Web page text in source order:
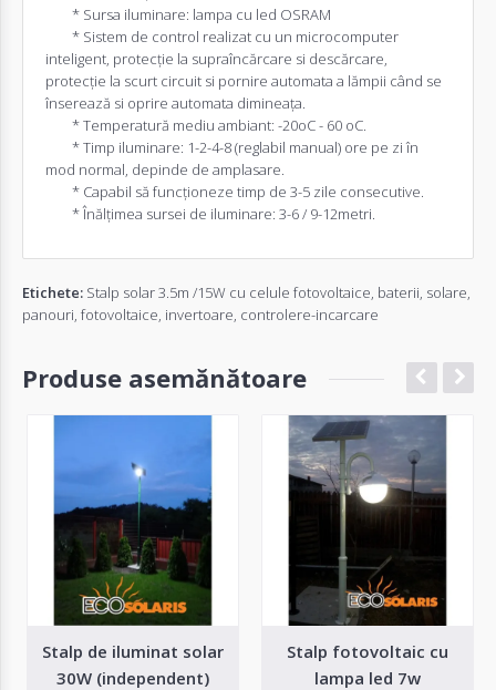
* Sursa iluminare: lampa cu led OSRAM
* Sistem de control realizat cu un microcomputer
inteligent, protecţie la supraîncărcare si descărcare,
protecţie la scurt circuit si pornire automata a lămpii când se
înserează si oprire automata dimineaţa.
* Temperatură mediu ambiant: -20oC - 60 oC.
* Timp iluminare: 1-2-4-8 (reglabil manual) ore pe zi în
mod normal, depinde de amplasare.
* Capabil să funcţioneze timp de 3-5 zile consecutive.
* Înălţimea sursei de iluminare: 3-6 / 9-12metri.
Etichete: Stalp solar 3.5m /15W cu celule fotovoltaice baterii solare
panouri fotovoltaice invertoare controlere-incarcare
Produse asemănătoare
Stalp de iluminat solar
30W (independent)
Stalp fotovoltaic cu
lampa led 7w